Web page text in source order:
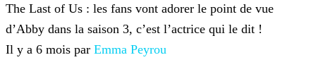
The Last of Us : les fans vont adorer le point de vue
d’Abby dans la saison 3, c’est l’actrice qui le dit !
Il y a 6 mois par Emma Peyrou